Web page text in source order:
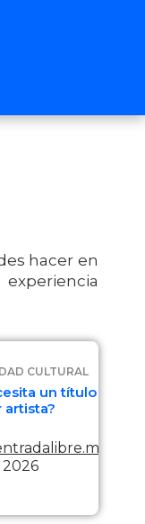
hacer en
CULTURAL
un título
artista?